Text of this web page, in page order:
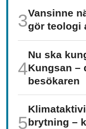
Vansinne
gör teologi
Nu ska
Kungsan –
besökaren
brytning –